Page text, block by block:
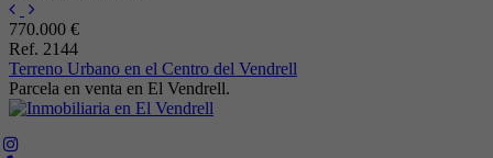
770.000 €
Ref. 2144
Terreno Urbano en el Centro del Vendrell
Parcela en venta en El Vendrell.